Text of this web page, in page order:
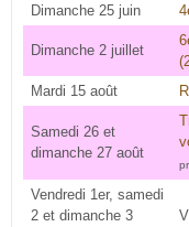
Dimanche 25 juin
Dimanche 2 juillet
Mardi 15 août
Samedi 26 et
dimanche 27 août
Vendredi 1er, samedi
2 et dimanche 3